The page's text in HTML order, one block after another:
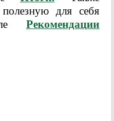
для себя
Рекомендации